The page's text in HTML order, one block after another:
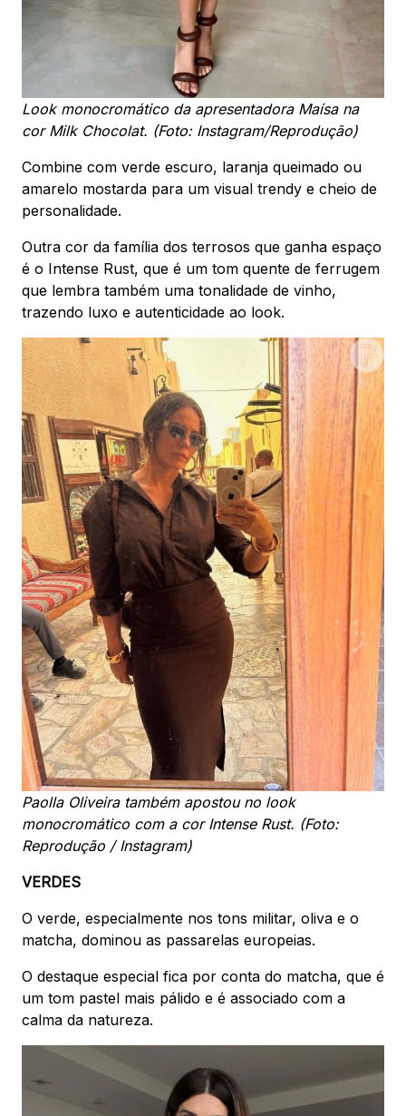
Look monocromático da apresentadora Maísa na
cor Milk Chocolat. (Foto: Instagram/Reprodução)
Combine com verde escuro, laranja queimado ou
amarelo mostarda para um visual trendy e cheio de
personalidade.
Outra cor da família dos terrosos que ganha espaço
é o Intense Rust, que é um tom quente de ferrugem
que lembra também uma tonalidade de vinho,
trazendo luxo e autenticidade ao look.
Paolla Oliveira também apostou no look
monocromático com a cor Intense Rust. (Foto:
Reprodução / Instagram)
VERDES
O verde, especialmente nos tons militar, oliva e o
matcha, dominou as passarelas europeias.
O destaque especial fica por conta do matcha, que é
um tom pastel mais pálido e é associado com a
calma da natureza.